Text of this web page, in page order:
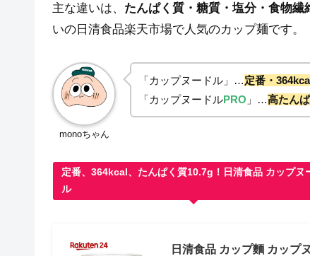
主な違いは、 たんぱく質・糖質・塩分・食物繊
いの日清食品楽天市場で人気のカップ麺です。
monoちゃん
「カップヌードル 」…定番・
「カップヌードルPRO 」…高たん
定番、364kcal、たんぱく質10.7g！日清食品 カップヌ
ル
日清食品 カップ麵 カップヌ